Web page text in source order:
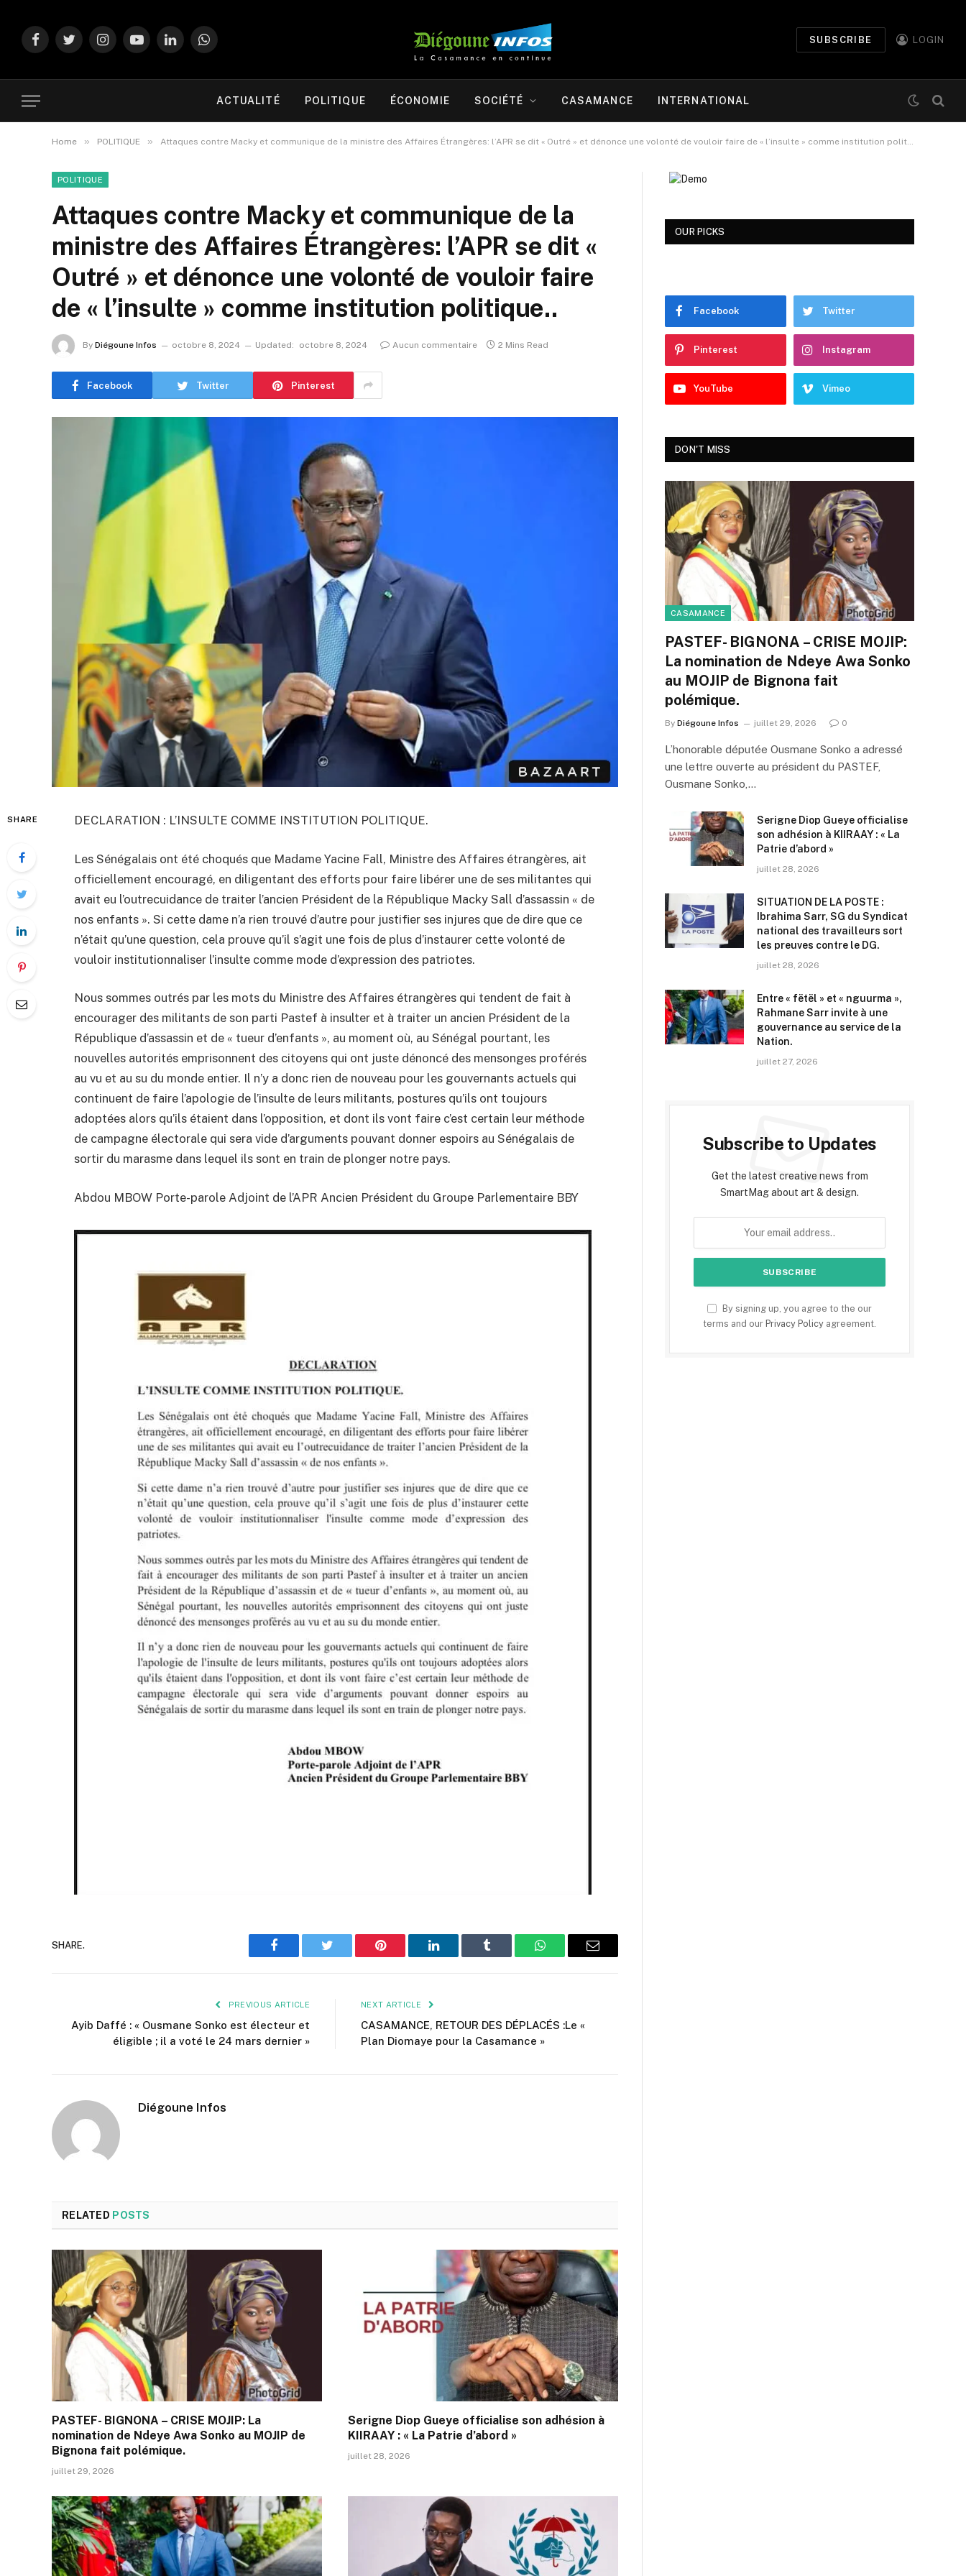
FacebookTwitterInstagramYouTubeLinkedInWhatsApp
SUBSCRIBE LOGIN
ACTUALITÉ POLITIQUE ÉCONOMIE SOCIÉTÉ CASAMANCE INTERNATIONAL
Home » POLITIQUE » Attaques contre Macky et communique de la ministre des Affaires Étrangères: l’APR se dit « Outré » et dénonce une volonté de vouloir faire de « l’insulte » comme institution politique..
POLITIQUE
Attaques contre Macky et communique de la
ministre des Affaires Étrangères: l’APR se dit «
Outré » et dénonce une volonté de vouloir faire
de « l’insulte » comme institution politique..
By Diégoune Infos octobre 8, 2024 Updated: octobre 8, 2024 Aucun commentaire 2 Mins Read
Facebook Twitter Pinterest
SHARE DECLARATION : L’INSULTE COMME INSTITUTION POLITIQUE.
Les Sénégalais ont été choqués que Madame Yacine Fall, Ministre des Affaires étrangères, ait
officiellement encouragé, en diligentant des efforts pour faire libérer une de ses militantes qui
avait eu l’outrecuidance de traiter l’ancien Président de la République Macky Sall d’assassin « de
nos enfants ». Si cette dame n’a rien trouvé d’autre pour justifier ses injures que de dire que ce
n’était qu’une question, cela prouve qu’il s’agit une fois de plus d’instaurer cette volonté de
vouloir institutionnaliser l’insulte comme mode d’expression des patriotes.
Nous sommes outrés par les mots du Ministre des Affaires étrangères qui tendent de fait à
encourager des militants de son parti Pastef à insulter et à traiter un ancien Président de la
République d’assassin et de « tueur d’enfants », au moment où, au Sénégal pourtant, les
nouvelles autorités emprisonnent des citoyens qui ont juste dénoncé des mensonges proférés
au vu et au su du monde entier. Il n’y a donc rien de nouveau pour les gouvernants actuels qui
continuent de faire l’apologie de l’insulte de leurs militants, postures qu’ils ont toujours
adoptées alors qu’ils étaient dans l’opposition, et dont ils vont faire c’est certain leur méthode
de campagne électorale qui sera vide d’arguments pouvant donner espoirs au Sénégalais de
sortir du marasme dans lequel ils sont en train de plonger notre pays.
Abdou MBOW Porte-parole Adjoint de l’APR Ancien Président du Groupe Parlementaire BBY
SHARE.
Facebook Twitter Pinterest LinkedIn Tumblr WhatsAppEmail
PREVIOUS ARTICLE
Ayib Daffé : « Ousmane Sonko est électeur et
éligible ; il a voté le 24 mars dernier »
NEXT ARTICLE
CASAMANCE, RETOUR DES DÉPLACÉS :Le «
Plan Diomaye pour la Casamance »
Diégoune Infos
RELATED POSTS
PASTEF- BIGNONA – CRISE MOJIP: La
nomination de Ndeye Awa Sonko au MOJIP de
Bignona fait polémique.
juillet 29, 2026
Serigne Diop Gueye officialise son adhésion à
KIIRAAY : « La Patrie d’abord »
juillet 28, 2026
OUR PICKS
Facebook Twitter
Pinterest Instagram
YouTube Vimeo
DON'T MISS
CASAMANCE
PASTEF- BIGNONA – CRISE MOJIP:
La nomination de Ndeye Awa Sonko
au MOJIP de Bignona fait
polémique.
By Diégoune Infos juillet 29, 2026 0
L’honorable députée Ousmane Sonko a adressé
une lettre ouverte au président du PASTEF,
Ousmane Sonko,…
Serigne Diop Gueye officialise
son adhésion à KIIRAAY : « La
Patrie d’abord »
juillet 28, 2026
SITUATION DE LA POSTE :
Ibrahima Sarr, SG du Syndicat
national des travailleurs sort
les preuves contre le DG.
juillet 28, 2026
Entre « fëtël » et « nguurma »,
Rahmane Sarr invite à une
gouvernance au service de la
Nation.
juillet 27, 2026
Subscribe to Updates
Get the latest creative news from
SmartMag about art & design.
By signing up, you agree to the our
terms and our Privacy Policy agreement.